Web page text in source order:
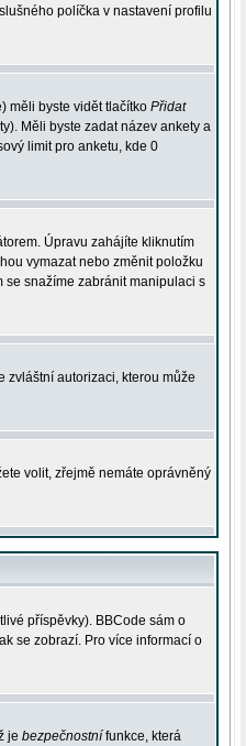
políčka v nastavení profilu
měli byste vidět tlačítko Přidat
Měli byste zadat název ankety a
limit pro anketu, kde 0
Úpravu zahájíte kliknutím
vymazat nebo změnit položku
se snažíme zabránit manipulaci s
zvláštní autorizaci, kterou může
volit, zřejmě nemáte oprávněný
příspěvky). BBCode sám o
se zobrazí. Pro více informací o
je bezpečnostní funkce, která